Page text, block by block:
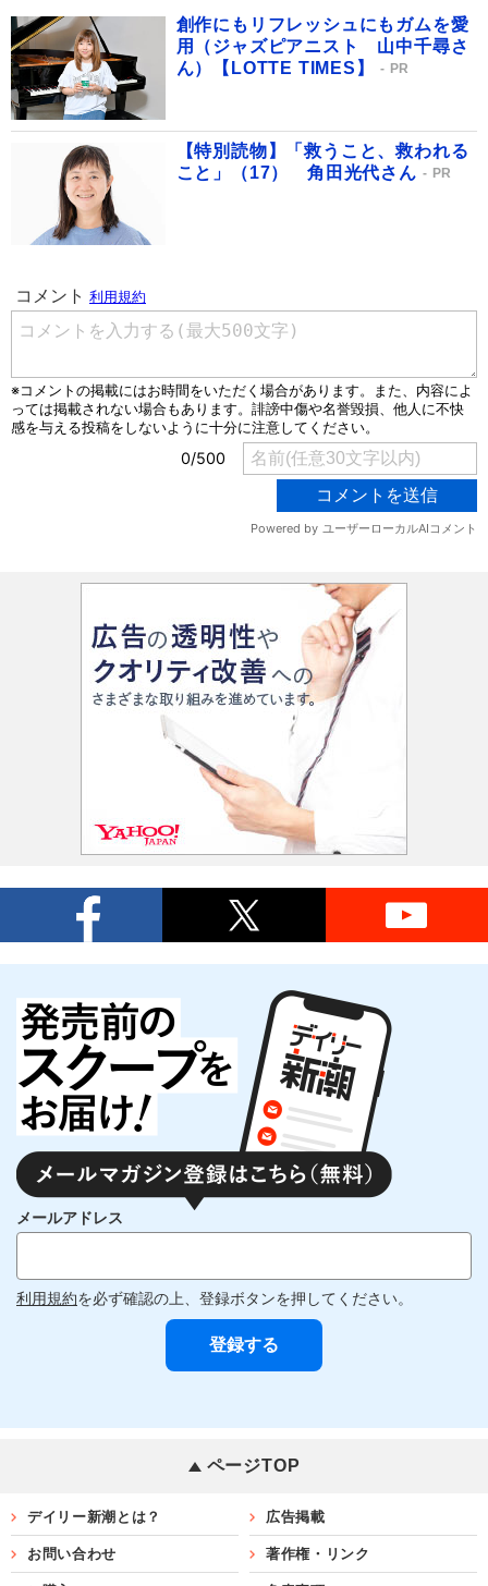
創作にもリフレッシュにもガムを愛
用（ジャズピアニスト 山中千尋さ
ん）【LOTTE TIMES】
PR
【特別読物】「救うこと、救われる
こと」（17） 角田光代さん
PR
メールアドレス
利用規約を必ず確認の上、登録ボタンを押してください。
ページTOP
デイリー新潮とは？ 広告掲載
お問い合わせ 著作権・リンク